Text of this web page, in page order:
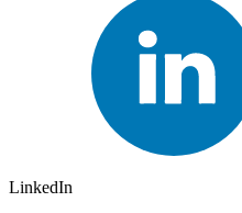
LinkedIn